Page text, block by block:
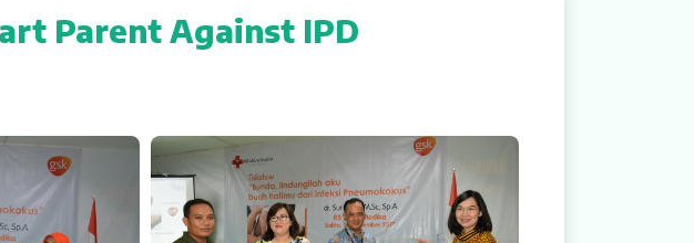
Parent Against IPD
Smart Parent Against IPD